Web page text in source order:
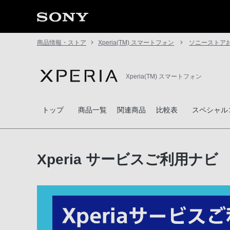
商品情報・ストア Xperia(TM) スマートフォン ソニーストア
Xperia(TM) スマートフォン
トップ 商品一覧 関連商品 比較表 スペシャ
Xperia サービスご利用ナビ